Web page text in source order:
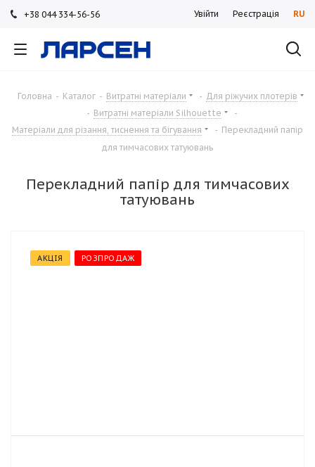
+38 044 334-56-56
+38 044 334-56-56
Увійти Реєстрація RU
Головна - Каталог - Витратні матеріали - Для ріжучих плотерів
- Витратні матеріали Silhouette
-
Матеріали для різання, тиснення та бігування
- Перекладний папір
для тимчасових татуювань
Перекладний папір для тимчасових
татуювань
АКЦІЯ РОЗПРОДАЖ